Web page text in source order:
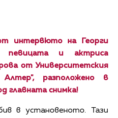
интервюто на Георги
певицата и актриса
от Университетския
разположено в
главната снимка!
в установеното. Тази